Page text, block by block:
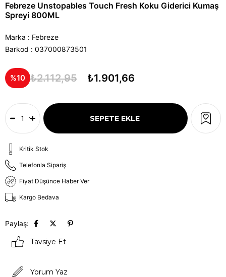
Febreze Unstopables Touch Fresh Koku Giderici Kumaş
Spreyi 800ML
Marka : Febreze
Barkod : 037000873501
10 ₺2.112,95 ₺1.901,66
Kritik Stok
Telefonla Sipariş
Fiyat Düşünce Haber Ver
Kargo Bedava
Paylaş:
Tavsiye Et
Yorum Yaz